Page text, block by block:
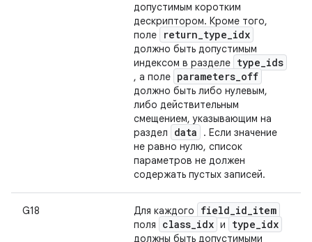
допустимым коротким
дескриптором. Кроме того,
поле
return_type_idx
должно быть допустимым
индексом в разделе type_ids
, а поле parameters_off
должно быть либо нулевым,
либо действительным
смещением, указывающим на
раздел
data
. Если значение
не равно нулю, список
параметров не должен
содержать пустых записей.
G18 Для каждого field_id_item
поля class_idx и type_idx
должны быть допустимыми